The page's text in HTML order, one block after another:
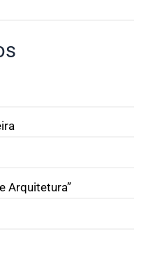
Arquitetura”